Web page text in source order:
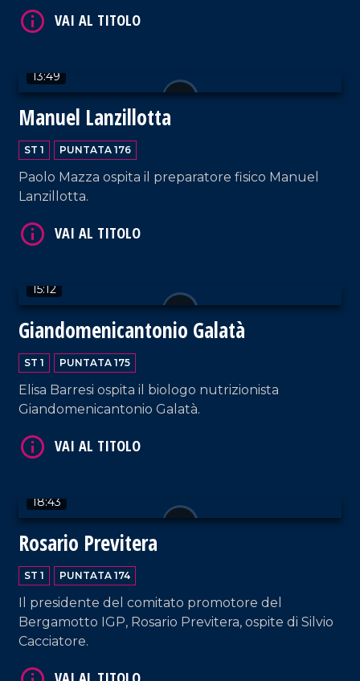
13:49
Manuel Lanzillotta
ST 1 PUNTATA 176
Paolo Mazza ospita il preparatore fisico Manuel
Lanzillotta.
15:12
Giandomenicantonio Galatà
ST 1 PUNTATA 175
Elisa Barresi ospita il biologo nutrizionista
Giandomenicantonio Galatà.
18:43
Rosario Previtera
ST 1 PUNTATA 174
Il presidente del comitato promotore del
Bergamotto IGP, Rosario Previtera, ospite di Silvio
Cacciatore.
VAI AL TITOLO
VAI AL TITOLO
VAI AL TITOLO